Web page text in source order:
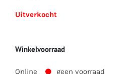
Uitverkocht
Winkelvoorraad
Online
geen voorraad